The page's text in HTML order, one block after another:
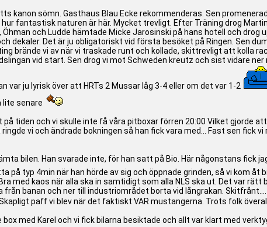
kanon sömn. Gasthaus Blau Ecke rekommenderas. Sen
fantastisk naturen är här. Mycket trevligt. Efter Träning drog
Öhman och Ludde hämtade Micke Jarosinski på hans hotell och drog
dekaler. Det är ju obligatoriskt vid första besöket på Ringen. Sen
brände vi av när vi traskade runt och kollade, skittrevligt att kolla
vid start. Sen drog vi mot Schweden kreutz och sist vidare
var ju lyrisk över att HRTs 2 Mussar låg 3-4 eller om det var 1-2
lite senare
tiden och vi skulle inte få våra pitboxar förren 20:00 Vilket gjorde
vi och ändrade bokningen så han fick vara med... Fast sen fick
bilen. Han svarade inte, för han satt på Bio. Här någonstans fick
på typ 4min när han hörde av sig och öppnade grinden, så vi kom
med kaos när alla ska in samtidigt som alla NLS ska ut. Det var
banan och ner till industriområdet borta vid långrakan.
paff vi blev när det faktiskt VAR mustangerna. Trots folk
med Karel och vi fick bilarna besiktade och allt var klart med